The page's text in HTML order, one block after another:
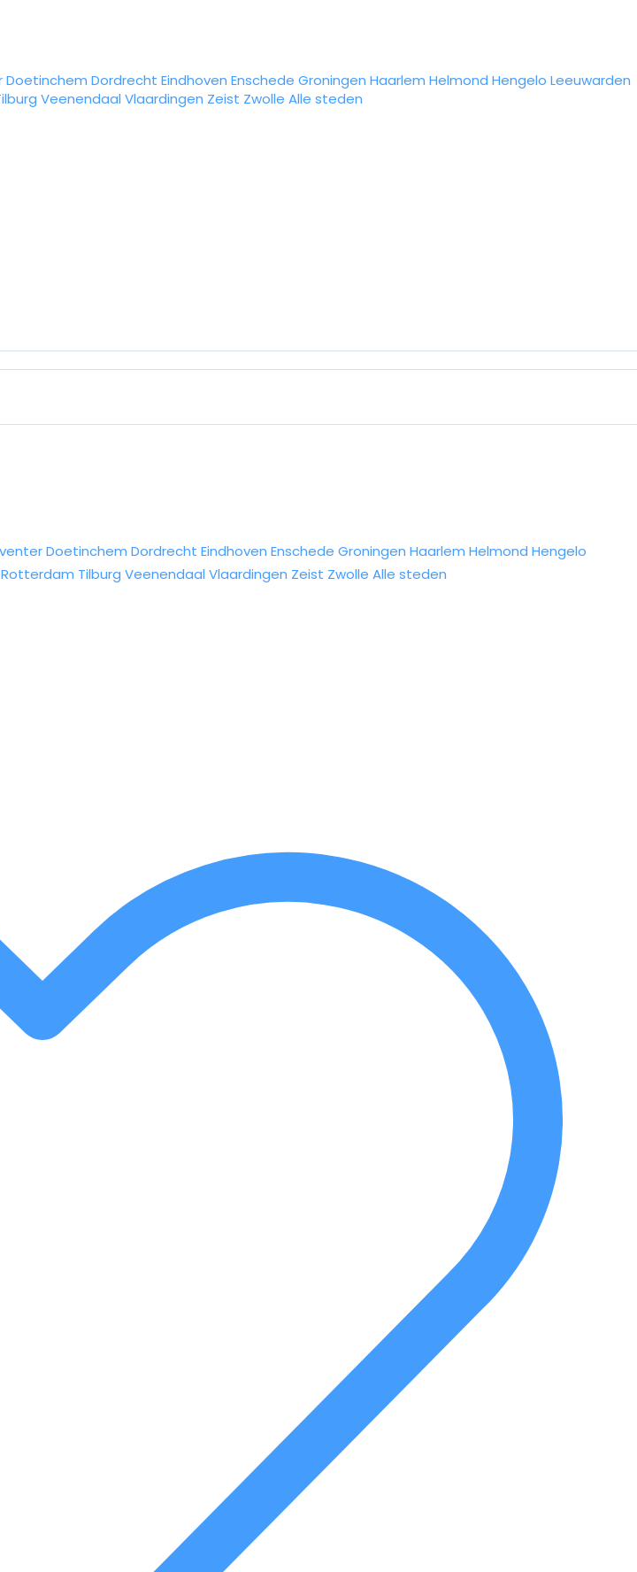
Doetinchem Dordrecht Eindhoven Enschede Groningen Haarlem Helmond Hengelo Leeuwarden
Veenendaal Vlaardingen Zeist Zwolle Alle steden
Doetinchem Dordrecht Eindhoven Enschede Groningen Haarlem Helmond Hengelo
Rotterdam Tilburg Veenendaal Vlaardingen Zeist Zwolle Alle steden